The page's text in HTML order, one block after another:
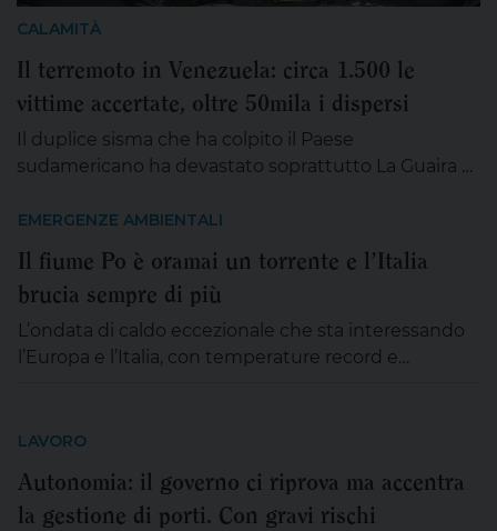
CALAMITÀ
Il terremoto in Venezuela: circa 1.500 le
vittime accertate, oltre 50mila i dispersi
Il duplice sisma che ha colpito il Paese
sudamericano ha devastato soprattutto La Guaira e
l'Onu, 70mila famiglie sono senza casa
EMERGENZE AMBIENTALI
Il fiume Po è oramai un torrente e l’Italia
brucia sempre di più
L’ondata di caldo eccezionale che sta interessando
l’Europa e l’Italia, con temperature record e
cambiamento climatico. Un fenomeno che non
conseguenze sempre più pesanti sull’economia,
sull’agricoltura e sulla qualità della vita dei cittadini.
LAVORO
Autonomia: il governo ci riprova ma accentra
la gestione di porti. Con gravi rischi